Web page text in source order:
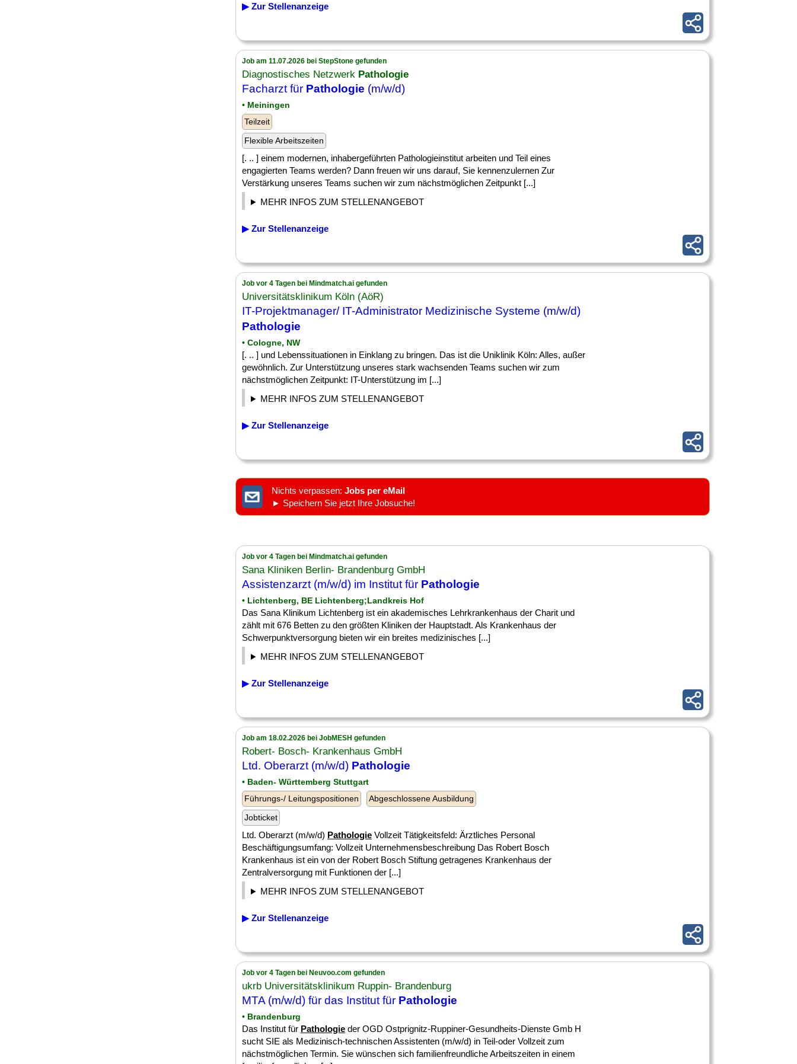
▶ Zur Stellenanzeige
Job am 11.07.2026 bei StepStone gefunden
Diagnostisches Netzwerk Pathologie
Facharzt für Pathologie (m/w/d)
• Meiningen
Teilzeit
Flexible Arbeitszeiten
[. .. ] einem modernen, inhabergeführten Pathologieinstitut arbeiten und Teil eines
engagierten Teams werden? Dann freuen wir uns darauf, Sie kennenzulernen Zur
Verstärkung unseres Teams suchen wir zum nächstmöglichen Zeitpunkt [...]
MEHR INFOS ZUM STELLENANGEBOT
▶ Zur Stellenanzeige
Job vor 4 Tagen bei Mindmatch.ai gefunden
Universitätsklinikum Köln (AöR)
IT-Projektmanager/ IT-Administrator Medizinische Systeme (m/w/d)
Pathologie
• Cologne, NW
[. .. ] und Lebenssituationen in Einklang zu bringen. Das ist die Uniklinik Köln: Alles, außer
gewöhnlich. Zur Unterstützung unseres stark wachsenden Teams suchen wir zum
nächstmöglichen Zeitpunkt: IT-Unterstützung im [...]
MEHR INFOS ZUM STELLENANGEBOT
▶ Zur Stellenanzeige
Nichts verpassen: Jobs per eMail
► Speichern Sie jetzt Ihre Jobsuche!
Job vor 4 Tagen bei Mindmatch.ai gefunden
Sana Kliniken Berlin- Brandenburg GmbH
Assistenzarzt (m/w/d) im Institut für Pathologie
• Lichtenberg, BE Lichtenberg;Landkreis Hof
Das Sana Klinikum Lichtenberg ist ein akademisches Lehrkrankenhaus der Charit und
zählt mit 676 Betten zu den größten Kliniken der Hauptstadt. Als Krankenhaus der
Schwerpunktversorgung bieten wir ein breites medizinisches [...]
MEHR INFOS ZUM STELLENANGEBOT
▶ Zur Stellenanzeige
Job am 18.02.2026 bei JobMESH gefunden
Robert- Bosch- Krankenhaus GmbH
Ltd. Oberarzt (m/w/d) Pathologie
• Baden- Württemberg Stuttgart
Führungs-/ Leitungspositionen
Abgeschlossene Ausbildung
Jobticket
Ltd. Oberarzt (m/w/d) Pathologie Vollzeit Tätigkeitsfeld: Ärztliches Personal
Beschäftigungsumfang: Vollzeit Unternehmensbeschreibung Das Robert Bosch
Krankenhaus ist ein von der Robert Bosch Stiftung getragenes Krankenhaus der
Zentralversorgung mit Funktionen der [...]
MEHR INFOS ZUM STELLENANGEBOT
▶ Zur Stellenanzeige
Job vor 4 Tagen bei Neuvoo.com gefunden
ukrb Universitätsklinikum Ruppin- Brandenburg
MTA (m/w/d) für das Institut für Pathologie
• Brandenburg
Das Institut für Pathologie der OGD Ostprignitz-Ruppiner-Gesundheits-Dienste Gmb H
sucht SIE als Medizinisch-technischen Assistenten (m/w/d) in Teil-oder Vollzeit zum
nächstmöglichen Termin. Sie wünschen sich familienfreundliche Arbeitszeiten in einem